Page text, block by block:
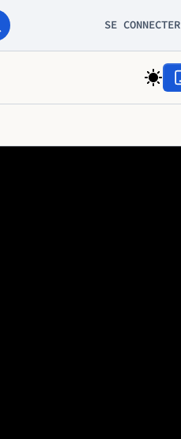
SE CONNECTER